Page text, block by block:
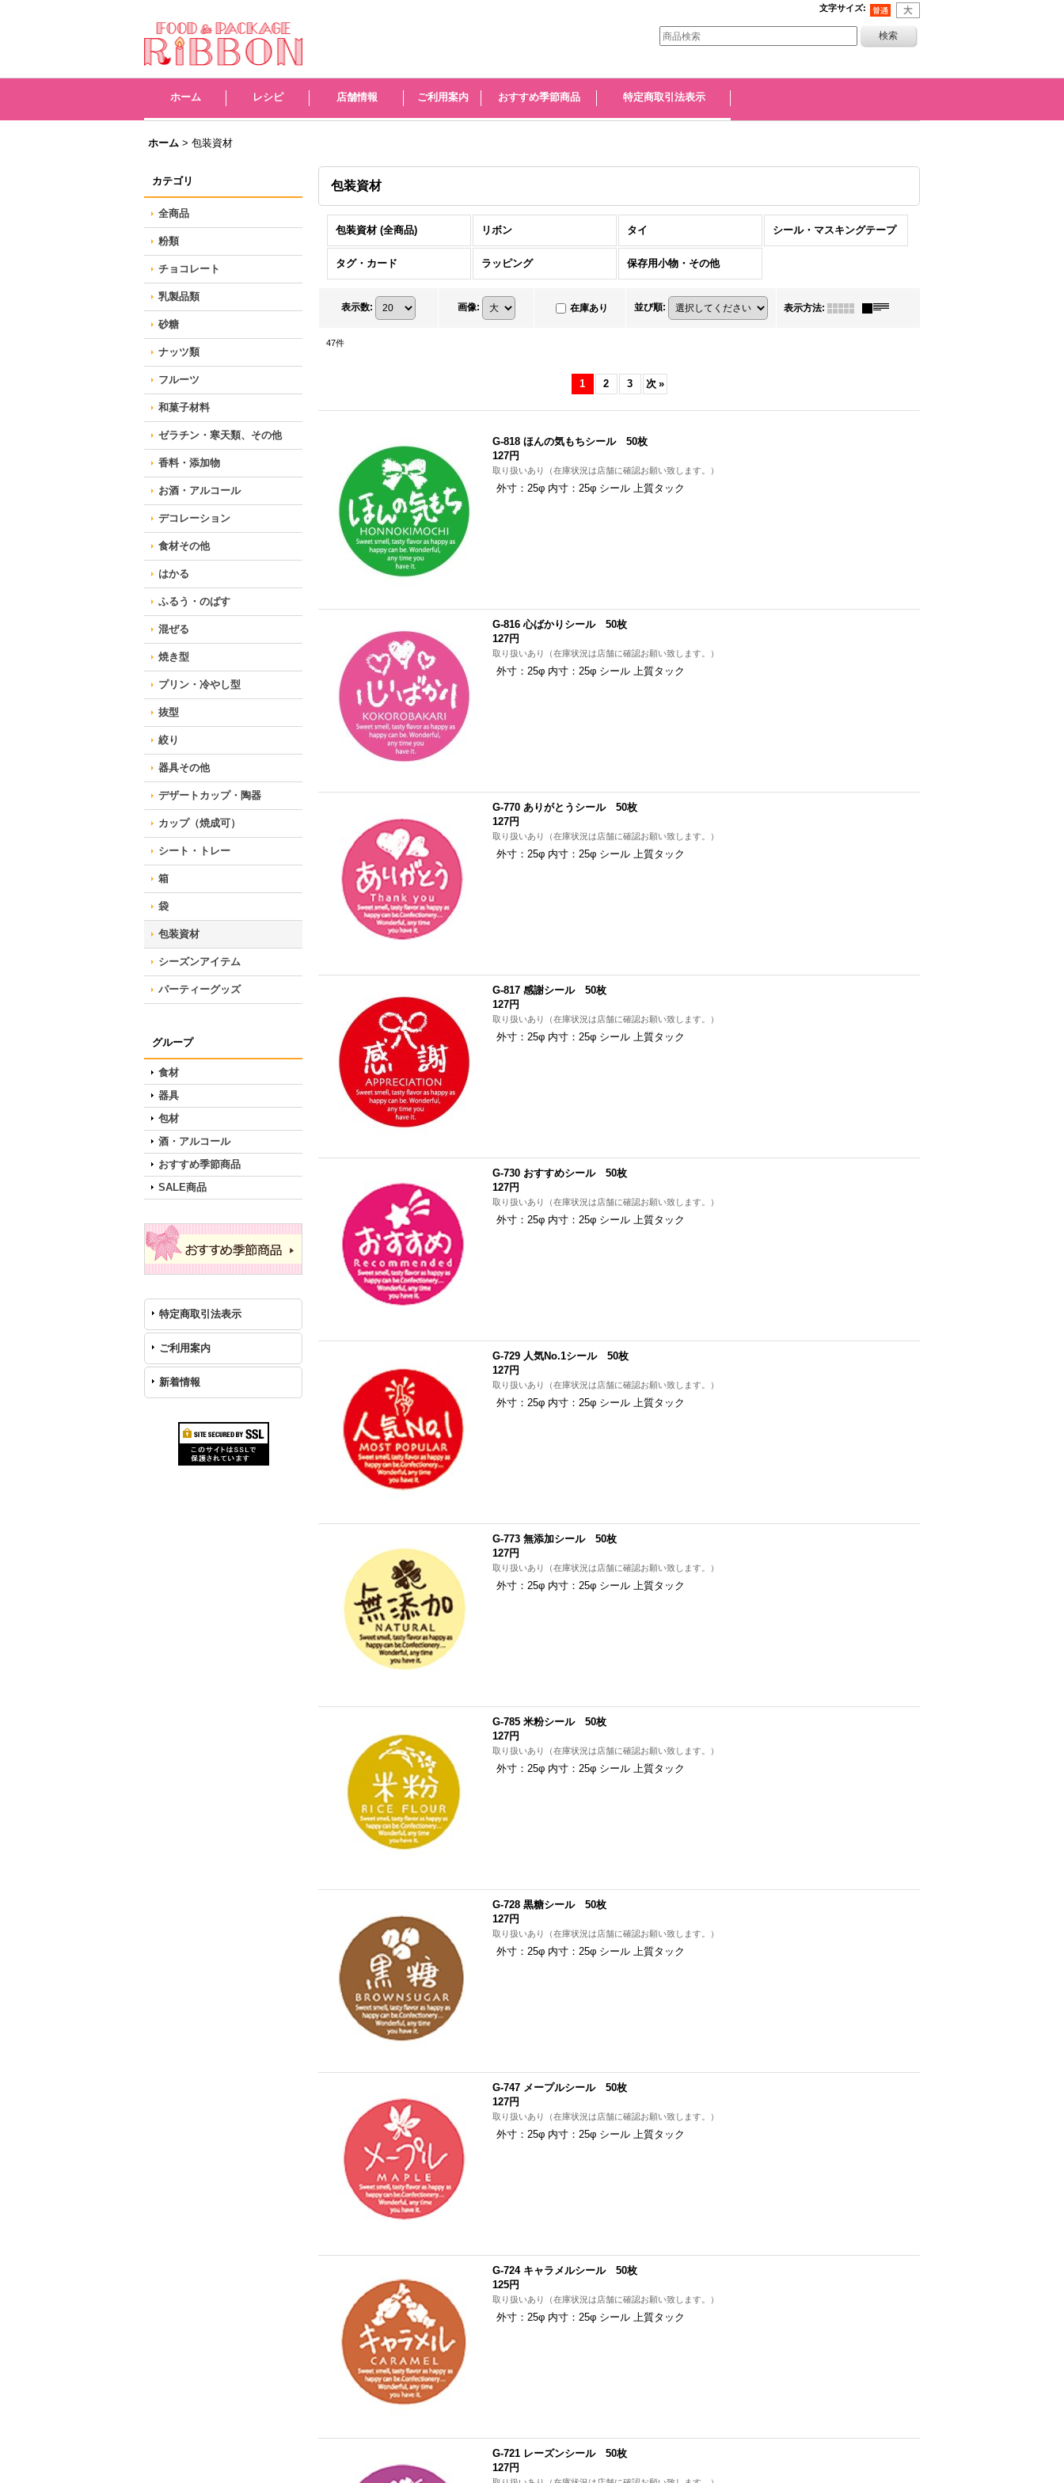
文字サイズ:
レシピ 店舗情報 ご利用案内 おすすめ季節商品 特定商取引法表示
ホーム > 包装資材
カテゴリ
全商品
粉類
チョコレート
乳製品類
砂糖
ナッツ類
フルーツ
和菓子材料
ゼラチン・寒天類、その他
香料・添加物
お酒・アルコール
デコレーション
食材その他
はかる
ふるう・のばす
混ぜる
焼き型
プリン・冷やし型
抜型
絞り
器具その他
デザートカップ・陶器
カップ（焼成可）
シート・トレー
箱
袋
包装資材
シーズンアイテム
パーティーグッズ
グループ
食材
器具
包材
酒・アルコール
おすすめ季節商品
SALE商品
特定商取引法表示
ご利用案内
新着情報
包装資材
包装資材 (全商品) リボン タイ シール・マスキングテープ
タグ・カード ラッピング 保存用小物・その他
表示数: 画像: 在庫あり 並び順: 表示方法:
47件
1 2 3 次 »
G-818 ほんの気もちシール 50枚
127円
取り扱いあり（在庫状況は店舗に確認お願い致します。）
外寸：25φ 内寸：25φ シール 上質タック
G-816 心ばかりシール 50枚
127円
取り扱いあり（在庫状況は店舗に確認お願い致します。）
外寸：25φ 内寸：25φ シール 上質タック
G-770 ありがとうシール 50枚
127円
取り扱いあり（在庫状況は店舗に確認お願い致します。）
外寸：25φ 内寸：25φ シール 上質タック
G-817 感謝シール 50枚
127円
取り扱いあり（在庫状況は店舗に確認お願い致します。）
外寸：25φ 内寸：25φ シール 上質タック
G-730 おすすめシール 50枚
127円
取り扱いあり（在庫状況は店舗に確認お願い致します。）
外寸：25φ 内寸：25φ シール 上質タック
G-729 人気No.1シール 50枚
127円
取り扱いあり（在庫状況は店舗に確認お願い致します。）
外寸：25φ 内寸：25φ シール 上質タック
G-773 無添加シール 50枚
127円
取り扱いあり（在庫状況は店舗に確認お願い致します。）
外寸：25φ 内寸：25φ シール 上質タック
G-785 米粉シール 50枚
127円
取り扱いあり（在庫状況は店舗に確認お願い致します。）
外寸：25φ 内寸：25φ シール 上質タック
G-728 黒糖シール 50枚
127円
取り扱いあり（在庫状況は店舗に確認お願い致します。）
外寸：25φ 内寸：25φ シール 上質タック
G-747 メープルシール 50枚
127円
取り扱いあり（在庫状況は店舗に確認お願い致します。）
外寸：25φ 内寸：25φ シール 上質タック
G-724 キャラメルシール 50枚
125円
取り扱いあり（在庫状況は店舗に確認お願い致します。）
外寸：25φ 内寸：25φ シール 上質タック
G-721 レーズンシール 50枚
127円